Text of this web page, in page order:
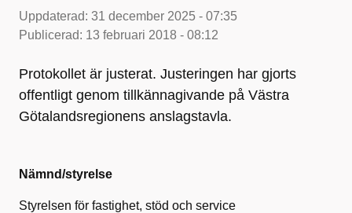
Uppdaterad: 31 december 2025 - 07:35
Publicerad: 13 februari 2018 - 08:12
Protokollet är justerat. Justeringen har gjorts
offentligt genom tillkännagivande på Västra
Götalandsregionens anslagstavla.
Nämnd/styrelse
Styrelsen för fastighet, stöd och service